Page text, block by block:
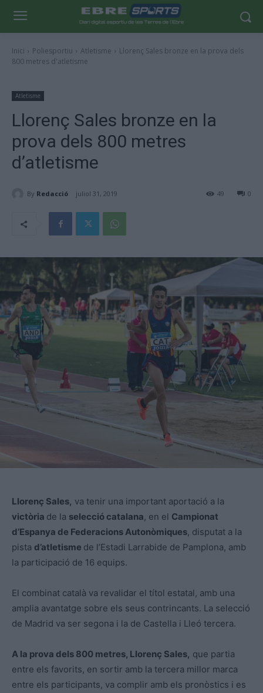
Inici Poliesportiu Atletisme
Llorenç Sales bronze en la prova dels
800 metres d'atletisme
Atletisme
Llorenç Sales bronze en la
prova dels 800 metres
d’atletisme
By Redacció juliol 31, 2019 0
49
Llorenç Sales, va tenir una important aportació a la
victòria de la selecció catalana, en el Campionat
d’Espanya de Federacions Autonòmiques, disputat a la
pista d’atletisme de l’Estadi Larrabide de Pamplona, amb
la participació de 16 equips.
El combinat català va revalidar el títol estatal, amb una
amplia avantatge sobre els seus contrincants. La selecció
de Madrid va ser segona i la de Castella i Lleó tercera.
A la prova dels 800 metres, Llorenç Sales, que partia
entre els favorits, en sortir amb la tercera millor marca
entre els participants, va complir amb els pronòstics i es